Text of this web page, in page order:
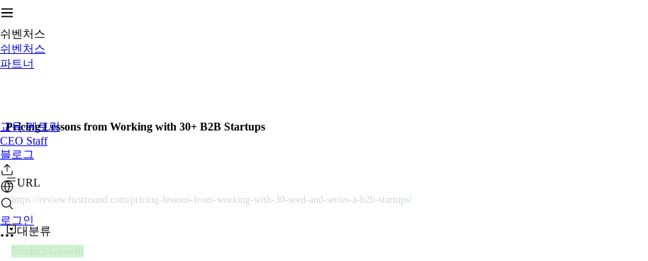
쉬벤처스
쉬벤처스
파트너
교육·멘토링
CEO Staff
블로그
로그인
Pricing Lessons from Working with 30+ B2B Startups
URL
https://review.firstround.com/pricing-lessons-from-working-with-30-seed-and-series-a-b2b-startups/
대분류
Product/Growth